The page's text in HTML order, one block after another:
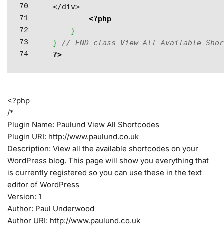
70
71
72
73
</div>
<?php
}
}
// END class
?>
<?php
/*
Plugin Name: Paulund View All Shortcodes
Plugin URI: http://www.paulund.co.uk
Description: View all the available shortcodes on your
WordPress blog. This page will show you everything that
is currently registered so you can use these in the text
editor of WordPress
Version: 1
Author: Paul Underwood
Author URI: http://www.paulund.co.uk